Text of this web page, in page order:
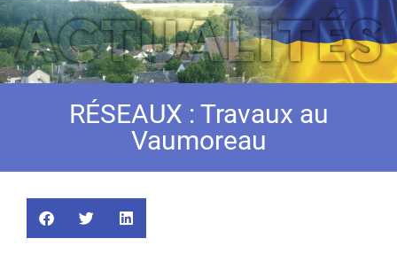
RÉSEAUX : Travaux au
Vaumoreau